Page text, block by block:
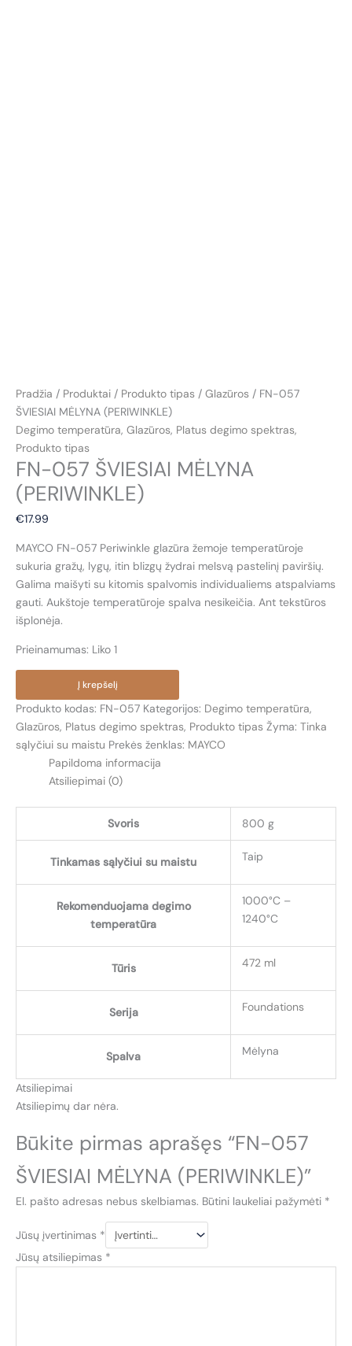
Pradžia / Produktai / Produkto tipas / Glazūros / FN-057
ŠVIESIAI MĖLYNA (PERIWINKLE)
Degimo temperatūra, Glazūros, Platus degimo spektras,
Produkto tipas
FN-057 ŠVIESIAI MĖLYNA
(PERIWINKLE)
€17.99
MAYCO FN-057 Periwinkle glazūra žemoje temperatūroje
sukuria gražų, lygų, itin blizgų žydrai melsvą pastelinį paviršių.
Galima maišyti su kitomis spalvomis individualiems atspalviams
gauti. Aukštoje temperatūroje spalva nesikeičia. Ant tekstūros
išplonėja.
Prieinamumas: Liko 1
kiekis:
FN-
057
ŠVIESIAI
MĖLYNA
(PERIWINKLE)
Į krepšelį
Produkto kodas: FN-057 Kategorijos: Degimo temperatūra,
Glazūros, Platus degimo spektras, Produkto tipas Žyma: Tinka
sąlyčiui su maistu Prekės ženklas: MAYCO
Papildoma informacija
Atsiliepimai (0)
Svoris 800 g
Tinkamas sąlyčiui su maistu Taip
Rekomenduojama degimo
temperatūra
1000°C –
1240°C
Tūris 472 ml
Serija Foundations
Spalva Mėlyna
Atsiliepimai
Atsiliepimų dar nėra.
Būkite pirmas aprašęs “FN-057
ŠVIESIAI MĖLYNA (PERIWINKLE)”
El. pašto adresas nebus skelbiamas. Būtini laukeliai pažymėti *
Jūsų įvertinimas *
Jūsų atsiliepimas *